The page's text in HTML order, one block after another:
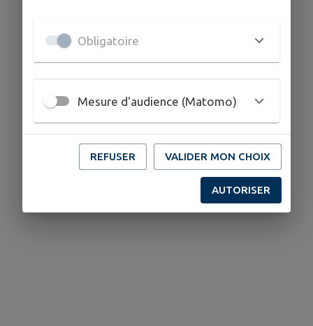
Obligatoire
Mesure d'audience (Matomo)
REFUSER VALIDER MON CHOIX
AUTORISER